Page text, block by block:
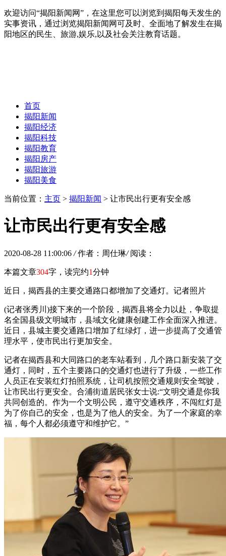
欢迎访问“揭阳新闻网”，在这里您可以浏览到揭阳每天发生的
实事资讯，通过浏览揭阳新闻网可及时、全面地了解发生在揭
阳地区的民生、旅游,娱乐,以及社会关注教育话题。
首页
揭阳新闻
揭阳经济
揭阳科技
揭阳教育
揭阳房产
揭阳旅游
揭阳美食
当前位置： 主页 > 揭阳新闻 > 让市民出行更有安全感
让市民出行更有安全感
2020-08-28 11:00:06 / 作者：周仕琳/ 阅读：
本篇文章304字，读完约1分钟
近日，揭西县的主要交通路口都增加了交通灯。记者照片
(记者张秀川)接下来的一个阶段，揭西县将全力以赴，争取提
名全国县级文明城市，县域文化健康创建工作全面深入推进。
近日，县城主要交通路口增加了红绿灯，进一步提高了交通管
理水平，使市民出行更加安全。
记者在揭西县和大同路口的老车站看到，几个路口新安装了交
通灯，同时，五个主要路口的交通灯也进行了升级，一些工作
人员正在安装红灯拍照系统，让司机按照交通规则安全驾驶，
让市民出行更安全。合浦街道居民张女士说:“文明交通是你我
共同创造的。作为一个文明公民，遵守交通秩序，不闯红灯是
为了你自己的安全，也是为了他人的安全。为了一个家庭的幸
福，每个人都必须遵守和维护它。”